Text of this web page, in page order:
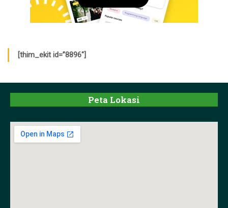
[thim_ekit id=”8896″]
Peta Lokasi